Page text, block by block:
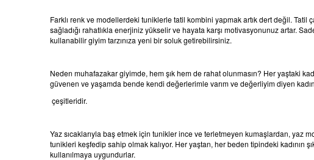
Farklı renk ve modellerdeki tuniklerle tatil kombini yapmak artık dert değil. Tatil
sağladığı rahatlıkla enerjiniz yükselir ve hayata karşı motivasyonunuz artar.
kullanabilir giyim tarzınıza yeni bir soluk getirebilirsiniz.
Neden muhafazakar giyimde, hem şık hem de rahat olunmasın? Her yaştaki
güvenen ve yaşamda bende kendi değerlerimle varım ve değerliyim diyen
çeşitleridir.
Yaz sıcaklarıyla baş etmek için tunikler ince ve terletmeyen kumaşlardan, yaz
tunikleri keşfedip sahip olmak kalıyor. Her yaştan, her beden tipindeki kadının
kullanılmaya uygundurlar.